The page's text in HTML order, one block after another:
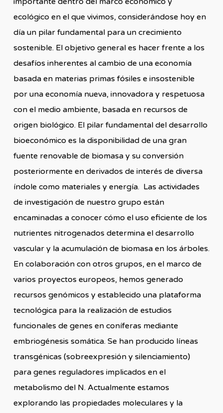
ecológico en el que vivimos, considerándose hoy en
día un pilar fundamental para un crecimiento
sostenible. El objetivo general es hacer frente a los
desafíos inherentes al cambio de una economía
basada en materias primas fósiles e insostenible
por una economía nueva, innovadora y respetuosa
con el medio ambiente, basada en recursos de
origen biológico. El pilar fundamental del desarrollo
bioeconómico es la disponibilidad de una gran
fuente renovable de biomasa y su conversión
posteriormente en derivados de interés de diversa
índole como materiales y energía. Las actividades
de investigación de nuestro grupo están
encaminadas a conocer cómo el uso eficiente de los
nutrientes nitrogenados determina el desarrollo
vascular y la acumulación de biomasa en los árboles.
En colaboración con otros grupos, en el marco de
varios proyectos europeos, hemos generado
recursos genómicos y establecido una plataforma
tecnológica para la realización de estudios
funcionales de genes en coníferas mediante
embriogénesis somática. Se han producido líneas
transgénicas (sobreexpresión y silenciamiento)
para genes reguladores implicados en el
metabolismo del N. Actualmente estamos
explorando las propiedades moleculares y la